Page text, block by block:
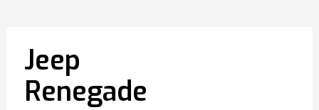
Jeep
Renegade